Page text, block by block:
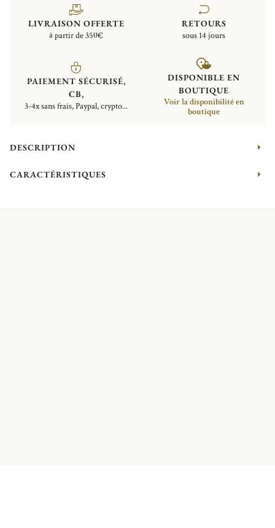
LIVRAISON OFFERTE
à partir de 350€
RETOURS
sous 14 jours
PAIEMENT SÉCURISÉ,
CB,
3-4x sans frais, Paypal, crypto...
DISPONIBLE EN
BOUTIQUE
Voir la disponibilité en
boutique
DESCRIPTION
CARACTÉRISTIQUES